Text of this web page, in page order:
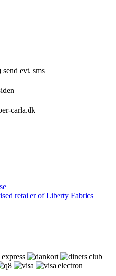
evt. sms
carla.dk
retailer of Liberty Fabrics